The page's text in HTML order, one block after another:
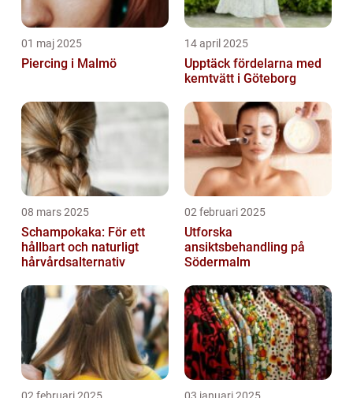
01 maj 2025
Piercing i Malmö
14 april 2025
Upptäck fördelarna med
kemtvätt i Göteborg
08 mars 2025
Schampokaka: För ett
hållbart och naturligt
hårvårdsalternativ
02 februari 2025
Utforska
ansiktsbehandling på
Södermalm
02 februari 2025 03 januari 2025